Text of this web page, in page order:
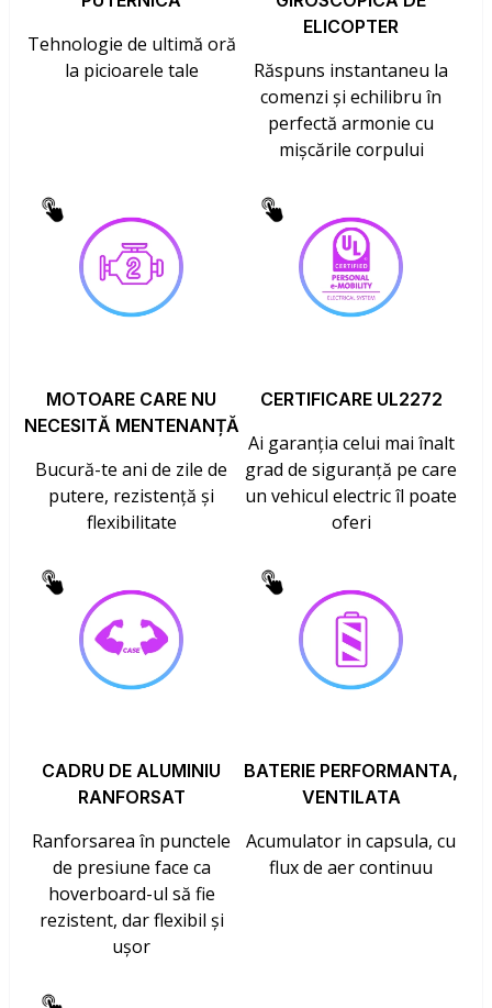
Tehnologie de ultimă oră
la picioarele tale
ELICOPTER
Răspuns instantaneu la
comenzi și echilibru în
perfectă armonie cu
mișcările corpului
MOTOARE CARE NU
NECESITĂ MENTENANȚĂ
Bucură-te ani de zile de
putere, rezistență și
flexibilitate
CERTIFICARE UL2272
Ai garanția celui mai înalt
grad de siguranță pe care
un vehicul electric îl poate
oferi
CADRU DE ALUMINIU
RANFORSAT
Ranforsarea în punctele
de presiune face ca
hoverboard-ul să fie
rezistent, dar flexibil și
ușor
BATERIE PERFORMANTA,
VENTILATA
Acumulator in capsula, cu
flux de aer continuu